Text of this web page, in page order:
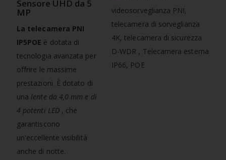
Sensore UHD da 5
MP
La telecamera PNI
IP5POE è dotata di
tecnologia avanzata per
offrire le massime
prestazioni. È dotato di
una lente da 4,0 mm e di
4 potenti LED, che
garantiscono
un'eccellente visibilità
anche di notte.